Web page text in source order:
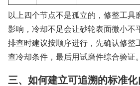
以上四个节点不是孤立的，修整工具
影响，冷却不足会让砂轮表面微小不
排查时建议按顺序进行，先确认修整
查冷却条件，最后用试磨件综合验证。
三、如何建立可追溯的标准